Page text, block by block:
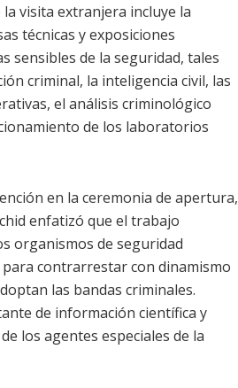
visita extranjera incluye la
técnicas y exposiciones
sensibles de la seguridad, tales
criminal, la inteligencia civil, las
el análisis criminológico
de los laboratorios
en la ceremonia de apertura,
enfatizó que el trabajo
organismos de seguridad
contrarrestar con dinamismo
las bandas criminales.
de información científica y
los agentes especiales de la